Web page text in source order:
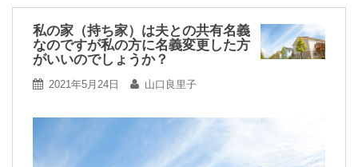
私の家（持ち家）は夫との共有名義
なのですが私の方に名義変更した方
がいいのでしょうか？
2021年5月24日 山口良里子